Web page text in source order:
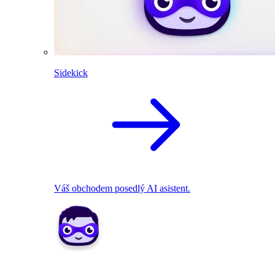
Sidekick
Váš obchodem posedlý AI asistent.